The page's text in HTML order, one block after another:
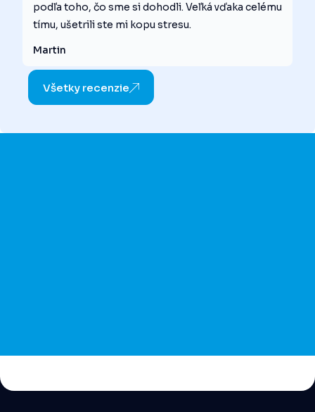
podľa toho, čo sme si dohodli. Veľká vďaka celému
tímu, ušetrili ste mi kopu stresu.
Martin
Všetky recenzie